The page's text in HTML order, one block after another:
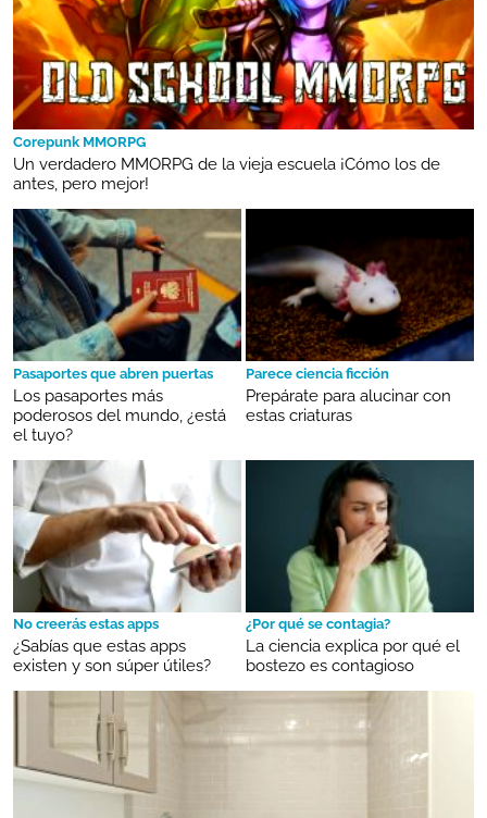
Corepunk MMORPG
Un verdadero MMORPG de la vieja escuela ¡Cómo los de
antes, pero mejor!
Pasaportes que abren puertas
Los pasaportes más
poderosos del mundo, ¿está
el tuyo?
Parece ciencia ficción
Prepárate para alucinar con
estas criaturas
No creerás estas apps
¿Sabías que estas apps
existen y son súper útiles?
¿Por qué se contagia?
La ciencia explica por qué el
bostezo es contagioso